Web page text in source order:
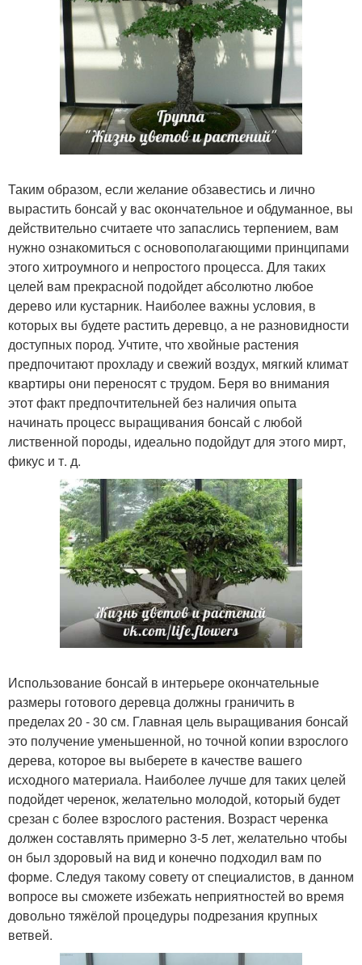
Таким образом, если желание обзавестись и лично
вырастить бонсай у вас окончательное и обдуманное, вы
действительно считаете что запаслись терпением, вам
нужно ознакомиться с основополагающими принципами
этого хитроумного и непростого процесса. Для таких
целей вам прекрасной подойдет абсолютно любое
дерево или кустарник. Наиболее важны условия, в
которых вы будете растить деревцо, а не разновидности
доступных пород. Учтите, что хвойные растения
предпочитают прохладу и свежий воздух, мягкий климат
квартиры они переносят с трудом. Беря во внимания
этот факт предпочтительней без наличия опыта
начинать процесс выращивания бонсай с любой
лиственной породы, идеально подойдут для этого мирт,
фикус и т. д.
Использование бонсай в интерьере окончательные
размеры готового деревца должны граничить в
пределах 20 - 30 см. Главная цель выращивания бонсай
это получение уменьшенной, но точной копии взрослого
дерева, которое вы выберете в качестве вашего
исходного материала. Наиболее лучше для таких целей
подойдет черенок, желательно молодой, который будет
срезан с более взрослого растения. Возраст черенка
должен составлять примерно 3-5 лет, желательно чтобы
он был здоровый на вид и конечно подходил вам по
форме. Следуя такому совету от специалистов, в данном
вопросе вы сможете избежать неприятностей во время
довольно тяжёлой процедуры подрезания крупных
ветвей.